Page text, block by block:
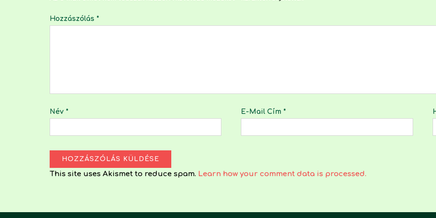
Hozzászólás *
Név * E-Mail Cím *
This site uses Akismet to reduce spam. Learn how your comment data is processed.